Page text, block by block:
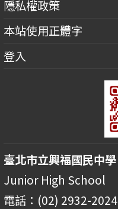
隱私權政策
本站使用正體字
登入
臺北市立興福國民中學
Junior High School
電話：(02) 2932-2024